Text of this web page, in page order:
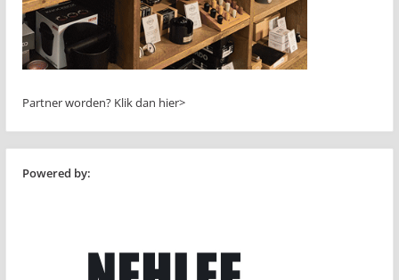
Partner worden? Klik dan hier>
Powered by: